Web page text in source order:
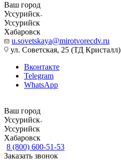
Ваш город
Уссурийск
Уссурийск
Хабаровск
u.sovetskaya@mirotvorecdv.ru
ул. Советская, 25 (ТД Кристалл)
Вконтакте
Telegram
WhatsApp
Ваш город
Уссурийск
Уссурийск
Хабаровск
8 (800) 600-51-53
Заказать звонок